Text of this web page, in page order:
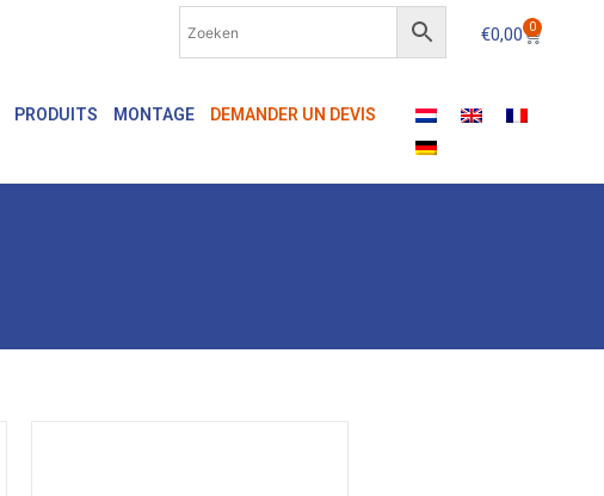
€0,00 0
PRODUITS MONTAGE DEMANDER UN DEVIS